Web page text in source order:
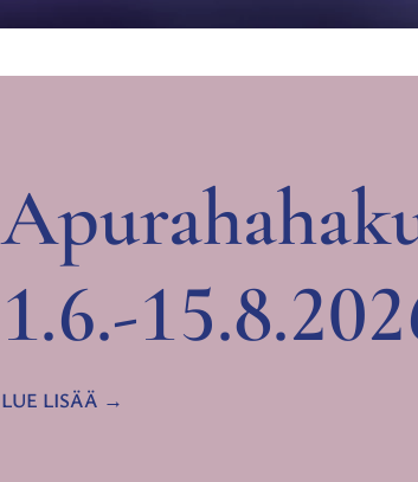
1.6.-
LUE LISÄÄ